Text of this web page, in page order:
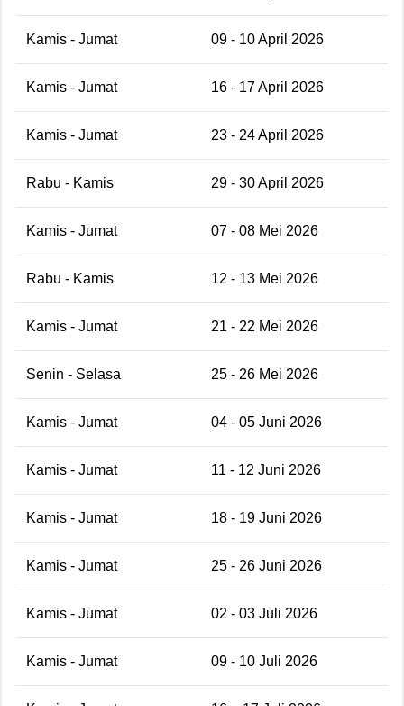
Kamis - Jumat 09 - 10 April 2026
Kamis - Jumat 16 - 17 April 2026
Kamis - Jumat 23 - 24 April 2026
Rabu - Kamis 29 - 30 April 2026
Kamis - Jumat 07 - 08 Mei 2026
Rabu - Kamis 12 - 13 Mei 2026
Kamis - Jumat 21 - 22 Mei 2026
Senin - Selasa 25 - 26 Mei 2026
Kamis - Jumat 04 - 05 Juni 2026
Kamis - Jumat 11 - 12 Juni 2026
Kamis - Jumat 18 - 19 Juni 2026
Kamis - Jumat 25 - 26 Juni 2026
Kamis - Jumat 02 - 03 Juli 2026
Kamis - Jumat 09 - 10 Juli 2026